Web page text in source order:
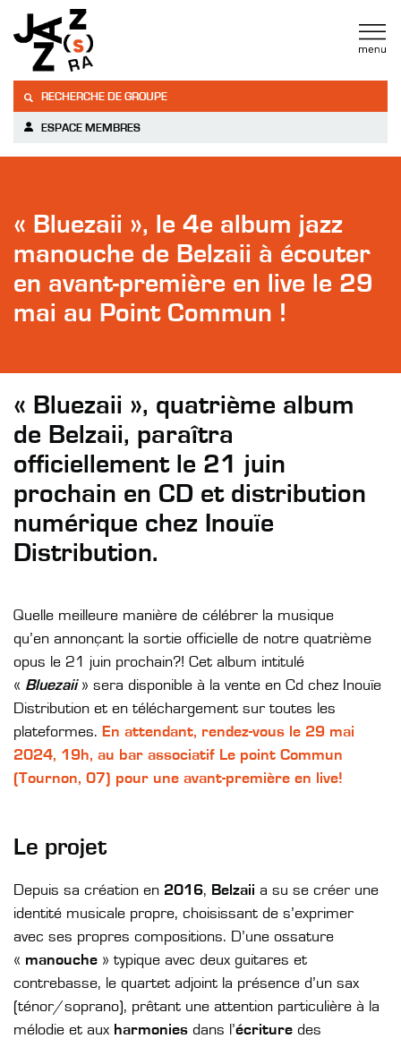
RECHERCHE DE GROUPE
ESPACE MEMBRES
« Bluezaii », le 4e album jazz
manouche de Belzaii à écouter
en avant-première en live le 29
mai au Point Commun !
« Bluezaii », quatrième album
de Belzaii, paraîtra
officiellement le 21 juin
prochain en CD et distribution
numérique chez Inouïe
Distribution.
Quelle meilleure manière de célébrer la musique
qu’en annonçant la sortie officielle de notre quatrième
opus le 21 juin prochain?! Cet album intitulé
« Bluezaii» sera disponible à la vente en Cd chez Inouïe
Distribution et en téléchargement sur toutes les
plateformes. En attendant, rendez-vous le 29 mai
2024, 19h, au bar associatif Le point Commun
(Tournon, 07) pour une avant-première en live!
Le projet
Depuis sa création en 2016, Belzaii a su se créer une
identité musicale propre, choisissant de s’exprimer
avec ses propres compositions. D’une ossature
« manouche » typique avec deux guitares et
contrebasse, le quartet adjoint la présence d’un sax
(ténor/soprano), prêtant une attention particulière à la
mélodie et aux harmonies dans l’écriture des